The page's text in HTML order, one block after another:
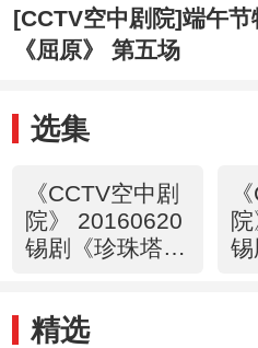
[CCTV空中剧院]端午节
《屈原》 第五场
选集
《CCTV空中剧
院》 20160620
锡剧《珍珠塔》
锡
精选